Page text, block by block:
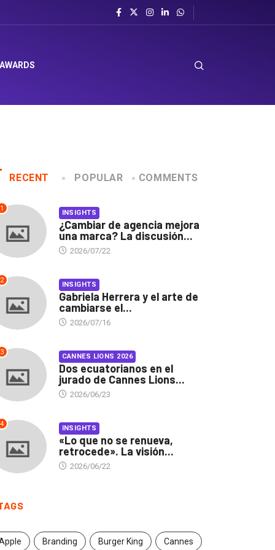
RECENT POPULAR COMMENTS
1 INSIGHTS
¿Cambiar de agencia mejora
una marca? La discusión...
2026/07/22
2 INSIGHTS
Gabriela Herrera y el arte de
cambiarse el...
2026/07/16
3 CANNES LIONS 2026
Dos ecuatorianos en el
jurado de Cannes Lions...
2026/06/23
4 INSIGHTS
«Lo que no se renueva,
retrocede». La visión...
2026/06/22
Branding Burger King Cannes